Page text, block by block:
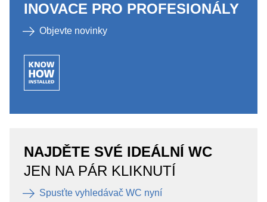
INOVACE PRO PROFESIONÁLY
Objevte novinky
NAJDĚTE SVÉ IDEÁLNÍ WC
JEN NA PÁR KLIKNUTÍ
Spusťte vyhledávač WC nyní